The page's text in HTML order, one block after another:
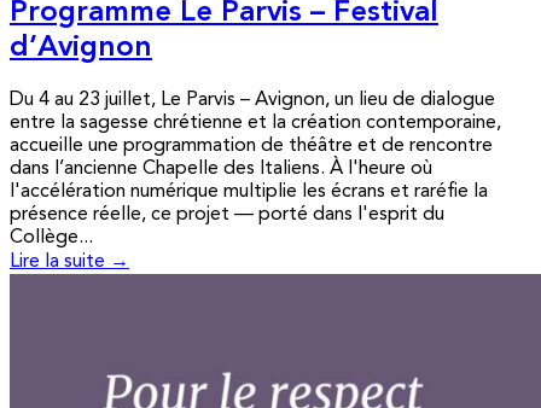
Programme Le Parvis – Festival
d’Avignon
Du 4 au 23 juillet, Le Parvis – Avignon, un lieu de dialogue
entre la sagesse chrétienne et la création contemporaine,
accueille une programmation de théâtre et de rencontre
dans l’ancienne Chapelle des Italiens. À l'heure où
l'accélération numérique multiplie les écrans et raréfie la
présence réelle, ce projet — porté dans l'esprit du
Collège...
Lire la suite →